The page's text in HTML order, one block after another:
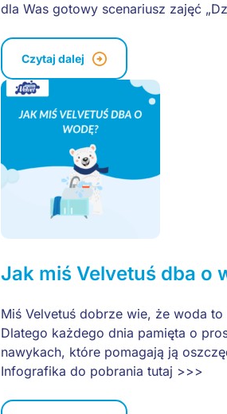
dla Was gotowy scenariusz zajęć
Czytaj dalej
Jak miś Velvetuś dba o
Miś Velvetuś dobrze wie, że woda
Dlatego każdego dnia pamięta o
nawykach, które pomagają ją
Infografika do pobrania tutaj >>>